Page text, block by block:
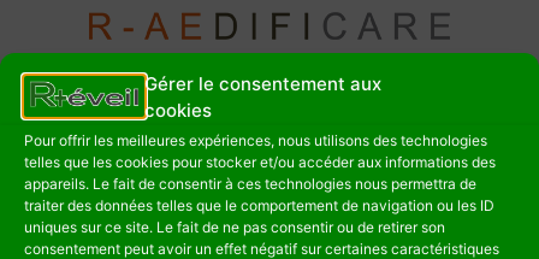
Gérer le consentement aux
cookies
Pour offrir les meilleures expériences, nous utilisons des technologies
telles que les cookies pour stocker et/ou accéder aux informations des
appareils. Le fait de consentir à ces technologies nous permettra de
traiter des données telles que le comportement de navigation ou les ID
uniques sur ce site. Le fait de ne pas consentir ou de retirer son
consentement peut avoir un effet négatif sur certaines caractéristiques